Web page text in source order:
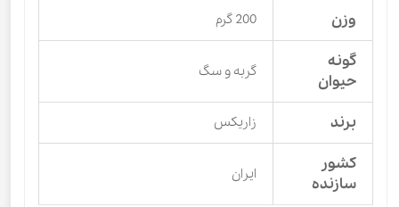
وزن 200 گرم
گونه
حیوان
گربه و سگ
برند زاریکس
کشور
سازنده
ایران